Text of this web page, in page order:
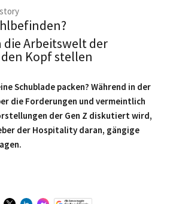
die Arbeitswelt der
Kopf stellen
Schublade packen? Während in der
die Forderungen und vermeintlich
der Gen Z diskutiert wird,
der Hospitality daran, gängige